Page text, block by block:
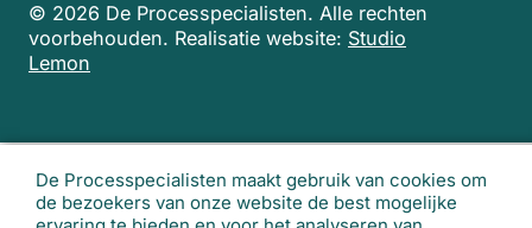
De Processpecialisten maakt gebruik van cookies om
de bezoekers van onze website de best mogelijke
© 2026 De Processpecialisten. Alle rechten
voorbehouden. Realisatie website: Studio
Lemon